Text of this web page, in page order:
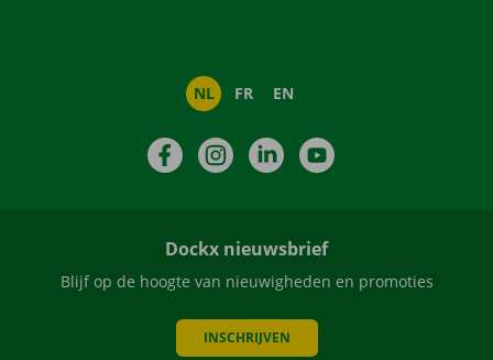
NL FR EN
FacebookInstagramLinkedIn
Dockx nieuwsbrief
Blijf op de hoogte van nieuwigheden en promoties
INSCHRIJVEN